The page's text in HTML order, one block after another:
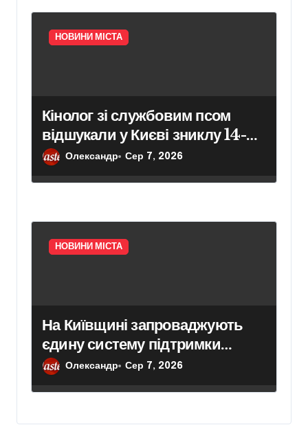
НОВИНИ МІСТА
Кінолог зі службовим псом
відшукали у Києві зниклу 14-
річну дівчину
Олександр Сер 7, 2026
НОВИНИ МІСТА
На Київщині запроваджують
єдину систему підтримки
молодіОлександр Сер 7, 2026